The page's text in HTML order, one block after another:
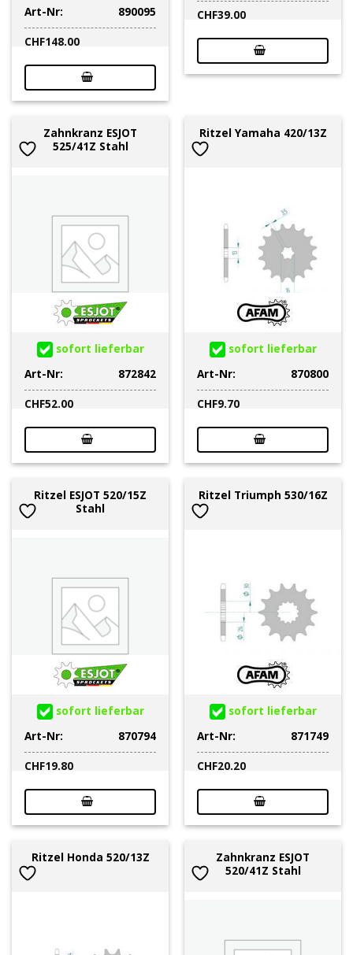
Art-Nr:
890095
CHF148.00
CHF39.00
Zahnkranz ESJOT
525/41Z Stahl
sofort lieferbar
Art-Nr:
872842
CHF52.00
Ritzel Yamaha 420/13Z
sofort lieferbar
Art-Nr:
870800
CHF9.70
Ritzel ESJOT 520/15Z
Stahl
sofort lieferbar
Art-Nr:
870794
CHF19.80
Ritzel Triumph 530/16Z
sofort lieferbar
Art-Nr:
871749
CHF20.20
Ritzel Honda 520/13Z
Zahnkranz ESJOT
520/41Z Stahl